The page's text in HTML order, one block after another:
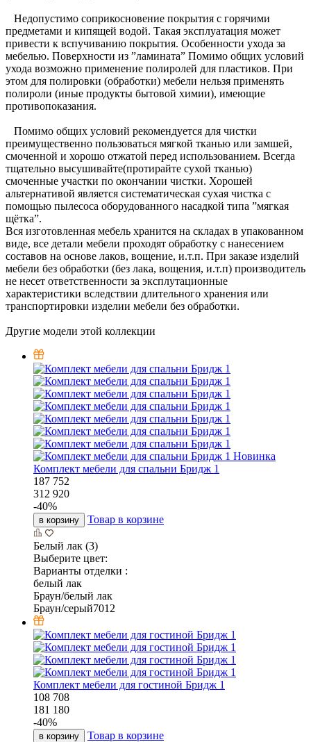
Недопустимо соприкосновение покрытия с горячими
предметами и кипящей водой. Такая эксплуатация может
привести к вспучиванию покрытия. Особенности ухода за
мебелью. Поверхности из ”ламината” Помимо общих условий
ухода возможно применение полиролей для пластиков. При
этом для полировки (обработки) мебели нельзя применять
полироли (иные продукты бытовой химии), имеющие
противопоказания.
Помимо общих условий рекомендуется для чистки
преимущественно пользоваться мягкой тканью или замшей,
смоченной и хорошо отжатой перед использованием. Всегда
тщательно высушивайте(протирайте сухой тканью)
смоченные участки по окончании чистки. Хорошей
альтернативой является систематическая сухая чистка с
помощью пылесоса оборудованного насадкой типа ”мягкая
щётка”.
Вся изготовленная мебель хранится на складах в упакованном
виде, все детали мебели проходят обработку с нанесением
составов на основе лаков, вощение, и.т.п. При заказе изделий
мебели без обработки (без лака, вощения, и.т.п) производитель
не несет ответственности за эксплутационные
характеристики вследствии длительного хранения или
транспортировки изделии мебели без обработки.
Другие модели этой коллекции
Новинка
Комплект мебели для спальни Бридж 1
187 752
312 920
-40%
в корзину Товар в корзине
Белый лак (3)
Выберите цвет:
Варианты отделки :
белый лак
Браун/белый лак
Браун/серый7012
Комплект мебели для гостиной Бридж 1
108 708
181 180
-40%
в корзину Товар в корзине